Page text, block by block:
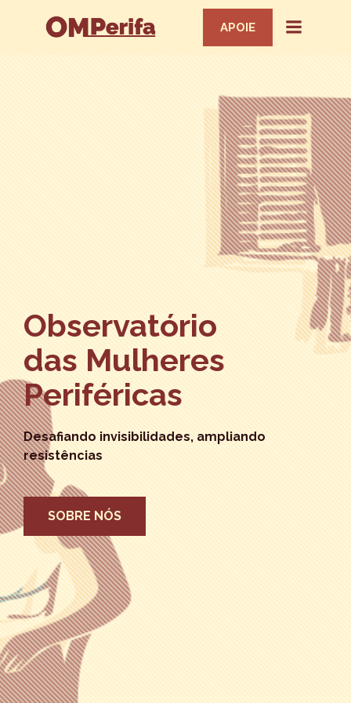
APOIE
Observatório
das Mulheres
Periféricas
Desafiando invisibilidades, ampliando
resistências
SOBRE NÓS